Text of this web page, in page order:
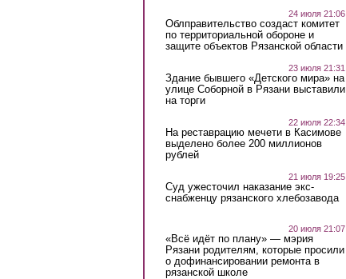
24 июля 21:06
Облправительство создаст комитет
по территориальной обороне и
защите объектов Рязанской области
23 июля 21:31
Здание бывшего «Детского мира» на
улице Соборной в Рязани выставили
на торги
22 июля 22:34
На реставрацию мечети в Касимове
выделено более 200 миллионов
рублей
21 июля 19:25
Суд ужесточил наказание экс-
снабженцу рязанского хлебозавода
20 июля 21:07
«Всё идёт по плану» — мэрия
Рязани родителям, которые просили
о дофинансировании ремонта в
рязанской школе